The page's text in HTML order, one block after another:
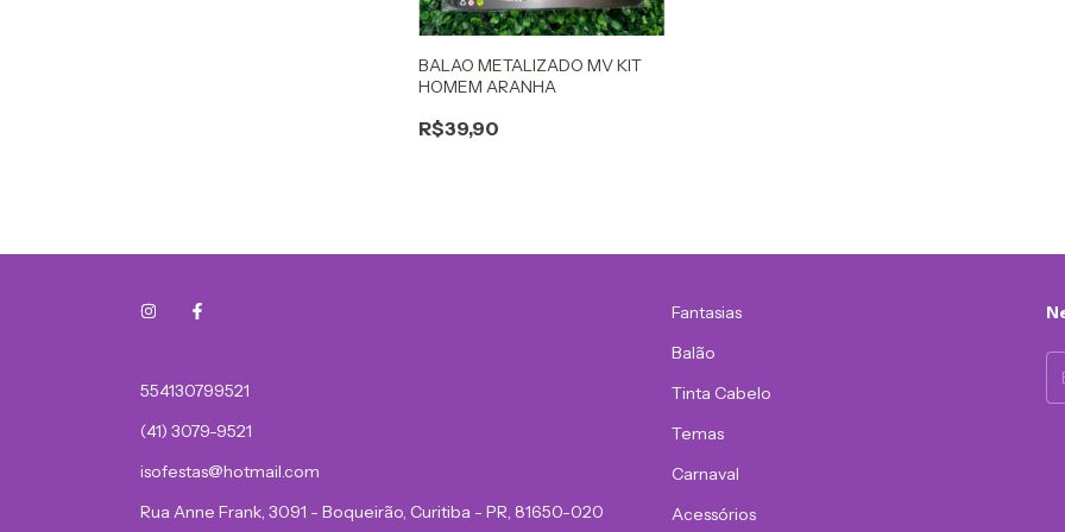
BALAO METALIZADO MV KIT
HOMEM ARANHA
R$39,90
554130799521
(41) 3079-9521
isofestas@hotmail.com
Rua Anne Frank, 3091 - Boqueirão, Curitiba - PR, 81650-020
Fantasias
Balão
Tinta Cabelo
Temas
Carnaval
Acessórios